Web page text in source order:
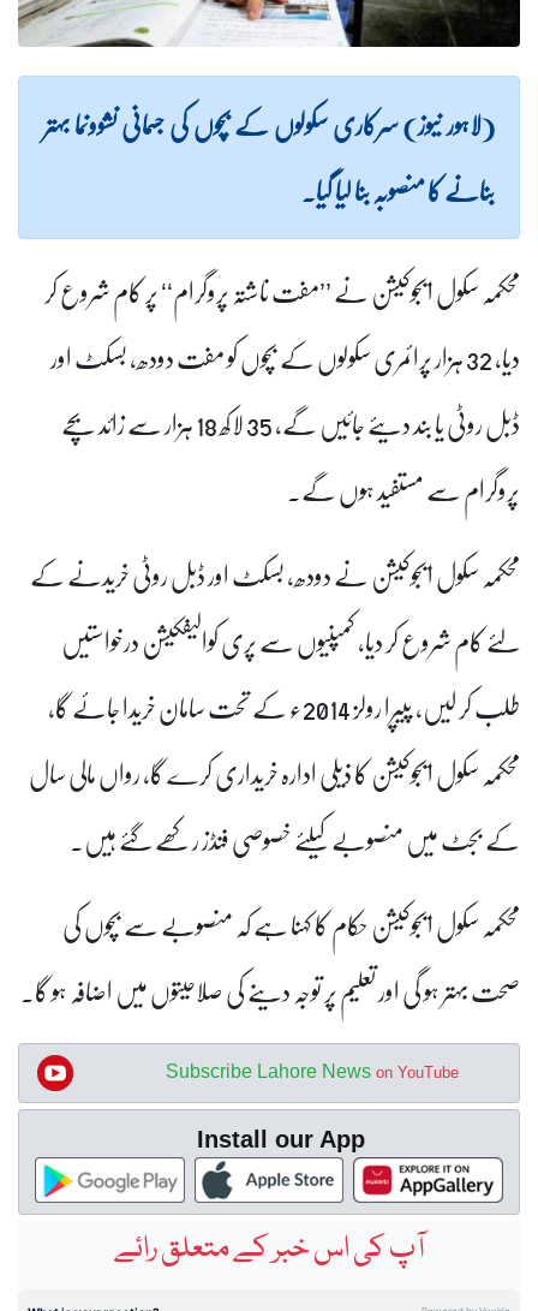
(لاہور نیوز) سرکاری سکولوں کے بچوں کی جسمانی نشوونما بہتر
بنانے کا منصوبہ بنا لیا گیا۔
محکمہ سکول ایجوکیشن نے ’’مفت ناشتہ پروگرام‘‘ پر کام شروع کر
دیا،32ہزار پرائمری سکولوں کے بچوں کو مفت دودھ، بسکٹ اور
ڈبل روٹی یا بند دیئے جائیں گے،35
لاکھ 18 ہزار سے زائد بچے
پروگرام سے مستفید ہوں گے۔
محکمہ سکول ایجوکیشن نے دودھ، بسکٹ اور ڈبل روٹی خریدنے کے
لئے کام شروع کر دیا، کمپنیوں سے پری کوالیفکیشن درخواستیں
طلب کر لیں، پیپرا رولز 2014ء کے تحت سامان خریدا جائے گا
،
محکمہ سکول ایجوکیشن کا ذیلی ادارہ خریداری کرے گا،رواں مالی سال
کے بجٹ میں منصوبے کیلئے خصوصی فنڈز رکھے گئے ہیں۔
محکمہ سکول ایجوکیشن حکام کا کہنا ہے کہ منصوبے سے بچوں کی
صحت بہتر ہو گی اور تعلیم پر توجہ دینے کی صلاحیتوں میں اضافہ ہو گا۔
Subscribe Lahore News on YouTube
Install our App
آپ کی اس خبر کے متعلق رائے